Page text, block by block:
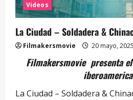
Videos
La Ciudad – Soldadera &
Filmakersmovie 20 mayo, 2025
Filmakersmovie presenta
La Ciudad – Soldadera &